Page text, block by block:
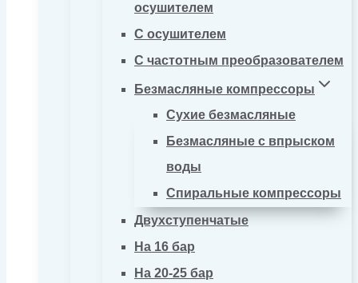
осушителем
С осушителем
С частотным преобразователем
Безмасляные компрессоры
Сухие безмасляные
Безмасляные с впрыском
воды
Спиральные компрессоры
Двухступенчатые
На 16 бар
На 20-25 бар